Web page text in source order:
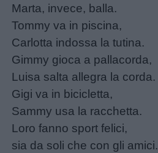
Nomi
femminili
Frasi
aforismi
Buongiorno
Marta, invece, balla.
Tommy va in piscina,
Carlotta indossa la tutina.
Gimmy gioca a pallacorda,
Luisa salta allegra la corda.
Gigi va in bicicletta,
Sammy usa la racchetta.
Loro fanno sport felici,
sia da soli che con gli amici.